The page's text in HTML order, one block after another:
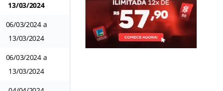
13/03/2024
06/03/2024 a
13/03/2024
06/03/2024 a
13/03/2024